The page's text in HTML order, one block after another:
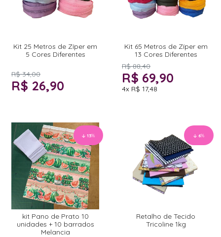
Kit 25 Metros de Zíper em
5 Cores Diferentes
R$ 34,00
R$ 26,90
Kit 65 Metros de Zíper em
13 Cores Diferentes
R$ 88,40
R$ 69,90
4x R$ 17,48
13%
kit Pano de Prato 10
unidades + 10 barrados
Melancia
6%
Retalho de Tecido
Tricoline 1kg